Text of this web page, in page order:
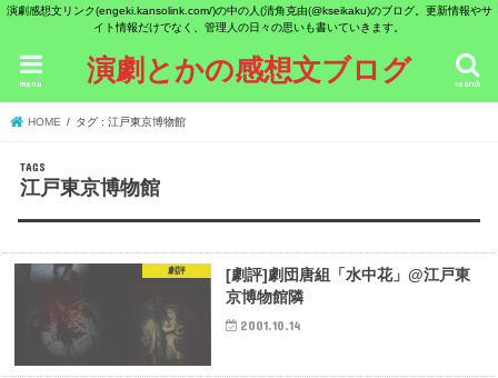
演劇感想文リンク(engeki.kansolink.com/)の中の人(清角克由(@kseikaku)のブログ。更新情報やサ
イト情報だけでなく、管理人の日々の思いも書いていきます。
演劇とかの感想文ブログ search
menu
HOME タグ : 江戸東京博物館
江戸東京博物館
劇評
[劇評]劇団唐組「水中花」@江戸東
京博物館隣
2001.10.14